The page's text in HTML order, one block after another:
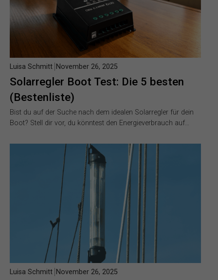
Solarregler Boot Test: Die 5 besten
(Bestenliste)
Luisa Schmitt November 26, 2025
Bist du auf der Suche nach dem idealen Solarregler für dein
Boot? Stell dir vor, du könntest den Energieverbrauch auf…
Luisa Schmitt November 26, 2025